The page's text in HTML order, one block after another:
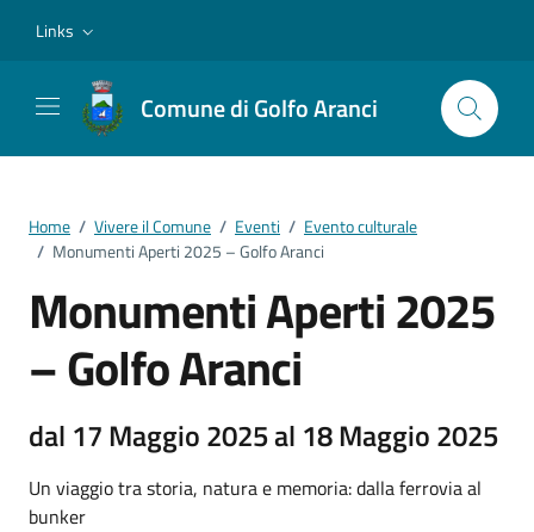
Links
Comune di Golfo Aranci
Home / Vivere il Comune / Eventi / Evento culturale
/ Monumenti Aperti 2025 – Golfo Aranci
Monumenti Aperti 2025
– Golfo Aranci
dal 17 Maggio 2025 al 18 Maggio 2025
Un viaggio tra storia, natura e memoria: dalla ferrovia al
bunker